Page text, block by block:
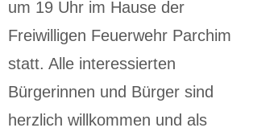
um 19 Uhr im Hause der
Freiwilligen Feuerwehr Parchim
statt. Alle interessierten
Bürgerinnen und Bürger sind
herzlich willkommen und als